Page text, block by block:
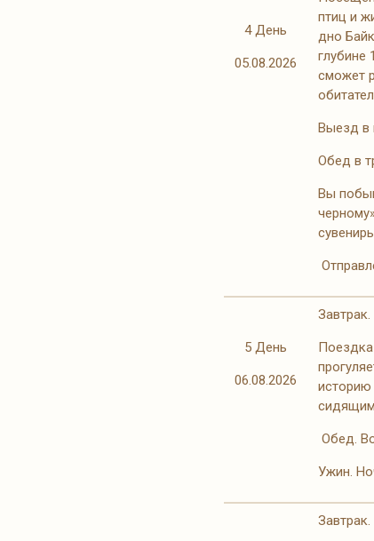
4 День
05.08.2026
птиц и
дно
глубине
сможет
Выезд в
Обед в
Вы
5 День
06.08.2026
Завтрак.
историю
Обед.
Ужин.
Завтрак.